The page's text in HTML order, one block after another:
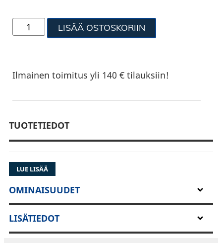
LISÄÄ OSTOSKORIIN
Ilmainen toimitus yli 140 € tilauksiin!
TUOTETIEDOT
LUE LISÄÄ
OMINAISUUDET
LISÄTIEDOT